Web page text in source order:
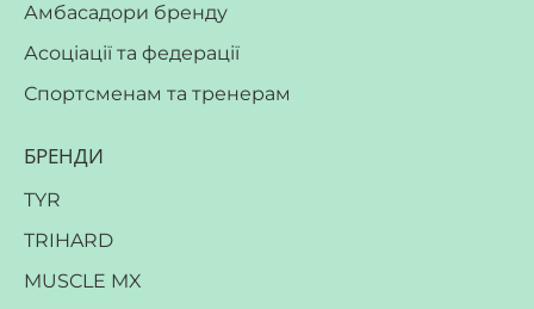
Амбасадори бренду
Асоціації та федерації
Спортсменам та тренерам
БРЕНДИ
TYR
TRIHARD
MUSCLE MX